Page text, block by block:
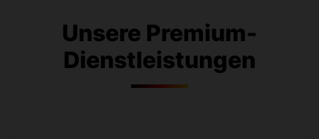
Unsere Premium-
Dienstleistungen